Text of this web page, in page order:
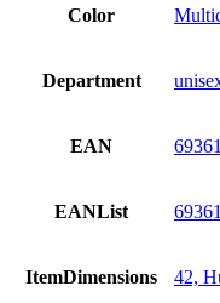
Color
Department
EAN
EANList
ItemDimensions 42,